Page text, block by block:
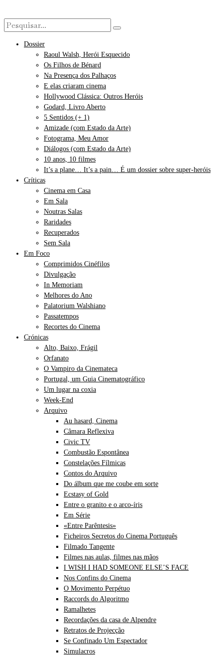
Dossier
Raoul Walsh, Herói Esquecido
Os Filhos de Bénard
Na Presença dos Palhaços
E elas criaram cinema
Hollywood Clássica: Outros Heróis
Godard, Livro Aberto
5 Sentidos (+ 1)
Amizade (com Estado da Arte)
Fotograma, Meu Amor
Diálogos (com Estado da Arte)
10 anos, 10 filmes
It’s a plane… It’s a pain… É um dossier sobre super-heróis
Críticas
Cinema em Casa
Em Sala
Noutras Salas
Raridades
Recuperados
Sem Sala
Em Foco
Comprimidos Cinéfilos
Divulgação
In Memoriam
Melhores do Ano
Palatorium Walshiano
Passatempos
Recortes do Cinema
Crónicas
Alto, Baixo, Frágil
Orfanato
O Vampiro da Cinemateca
Portugal, um Guia Cinematográfico
Um lugar na coxia
Week-End
Arquivo
Au hasard, Cinema
Câmara Reflexiva
Civic TV
Combustão Espontânea
Constelações Fílmicas
Contos do Arquivo
Do álbum que me coube em sorte
Ecstasy of Gold
Entre o granito e o arco-íris
Em Série
«Entre Parêntesis»
Ficheiros Secretos do Cinema Português
Filmado Tangente
Filmes nas aulas, filmes nas mãos
I WISH I HAD SOMEONE ELSE’S FACE
Nos Confins do Cinema
O Movimento Perpétuo
Raccords do Algoritmo
Ramalhetes
Recordações da casa de Alpendre
Retratos de Projecção
Se Confinado Um Espectador
Simulacros